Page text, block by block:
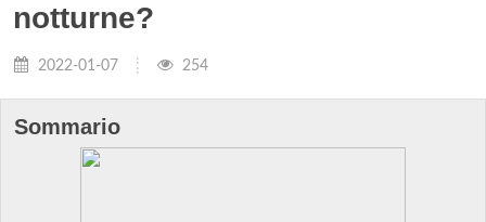
notturne?
2022-01-07 254
Sommario